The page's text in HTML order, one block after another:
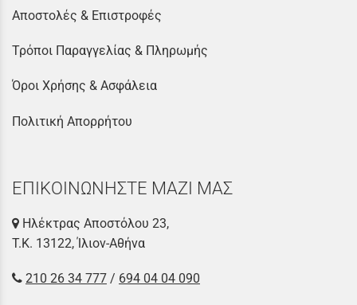
Αποστολές & Επιστροφές
Τρόποι Παραγγελίας & Πληρωμής
Όροι Χρήσης & Ασφάλεια
Πολιτική Απορρήτου
ΕΠΙΚΟΙΝΩΝΗΣΤΕ ΜΑΖΙ ΜΑΣ
Ηλέκτρας Αποστόλου 23,
Τ.Κ. 13122, Ίλιον-Αθήνα
210 26 34 777 / 694 04 04 090